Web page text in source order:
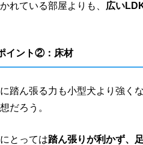
れている部屋よりも、 広い
イント②：床材
踏ん張る力も小型犬より強く
だろう。
とっては踏ん張りが利かず、